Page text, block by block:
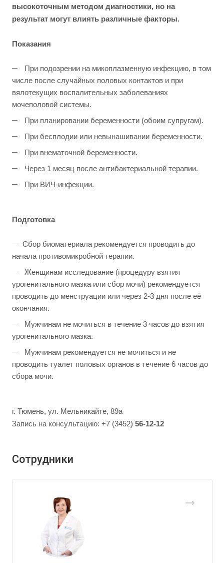
высокоточным методом диагностики, но на
результат могут влиять различные факторы.
Показания
При подозрении на микоплазменную инфекцию, в том
числе после случайных половых контактов и при
вялотекущих воспалительных заболеваниях
мочеполовой системы.
При планировании беременности (обоим супругам).
При бесплодии или невынашивании беременности.
При внематочной беременности.
Через 1 месяц после антибактериальной терапии.
При ВИЧ-инфекции.
Подготовка
Сбор биоматериала рекомендуется проводить до
начала противомикробной терапии.
Женщинам исследование (процедуру взятия
урогенитального мазка или сбор мочи) рекомендуется
проводить до менструации или через 2-3 дня после её
окончания.
Мужчинам не мочиться в течение 3 часов до взятия
урогенитального мазка.
Мужчинам рекомендуется не мочиться и не
проводить туалет половых органов в течение 6 часов до
сбора мочи.
г. Тюмень, ул. Мельникайте, 89а
Запись на консультацию: +7 (3452) 56-12-12
Сотрудники